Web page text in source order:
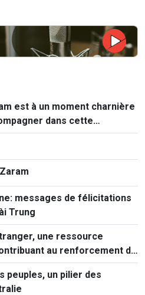
est à un moment charnière
dans cette
messages de félicitations
Trung
une ressource
au renforcement de
peuples, un pilier des